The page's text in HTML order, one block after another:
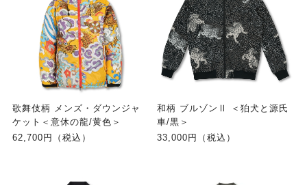
歌舞伎柄 メンズ・ダウンジャ
ケット＜意休の龍/黄色＞
62,700円（税込）
和柄 ブルゾンⅡ ＜狛犬と源氏
車/黒＞
33,000円（税込）